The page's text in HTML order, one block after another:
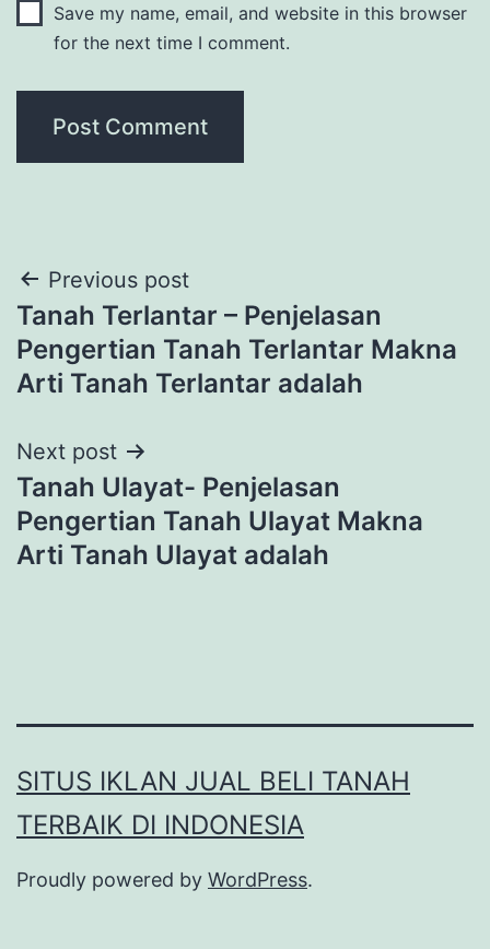
Save my name, email, and website in this browser
for the next time I comment.
Post
navigation
Previous post
Tanah Terlantar – Penjelasan
Pengertian Tanah Terlantar Makna
Arti Tanah Terlantar adalah
Next post
Tanah Ulayat- Penjelasan
Pengertian Tanah Ulayat Makna
Arti Tanah Ulayat adalah
SITUS IKLAN JUAL BELI TANAH
TERBAIK DI INDONESIA
Proudly powered by WordPress.